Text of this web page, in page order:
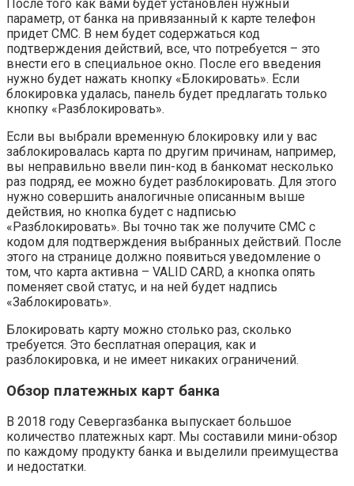
После того как вами будет установлен нужный
параметр, от банка на привязанный к карте телефон
придет СМС. В нем будет содержаться код
подтверждения действий, все, что потребуется – это
внести его в специальное окно. После его введения
нужно будет нажать кнопку «Блокировать». Если
блокировка удалась, панель будет предлагать только
кнопку «Разблокировать».
Если вы выбрали временную блокировку или у вас
заблокировалась карта по другим причинам, например,
вы неправильно ввели пин-код в банкомат несколько
раз подряд, ее можно будет разблокировать. Для этого
нужно совершить аналогичные описанным выше
действия, но кнопка будет с надписью
«Разблокировать». Вы точно так же получите СМС с
кодом для подтверждения выбранных действий. После
этого на странице должно появиться уведомление о
том, что карта активна – VALID CARD, а кнопка опять
поменяет свой статус, и на ней будет надпись
«Заблокировать».
Блокировать карту можно столько раз, сколько
требуется. Это бесплатная операция, как и
разблокировка, и не имеет никаких ограничений.
Обзор платежных карт банка
В 2018 году Севергазбанка выпускает большое
количество платежных карт. Мы составили мини-обзор
по каждому продукту банка и выделили преимущества
и недостатки.